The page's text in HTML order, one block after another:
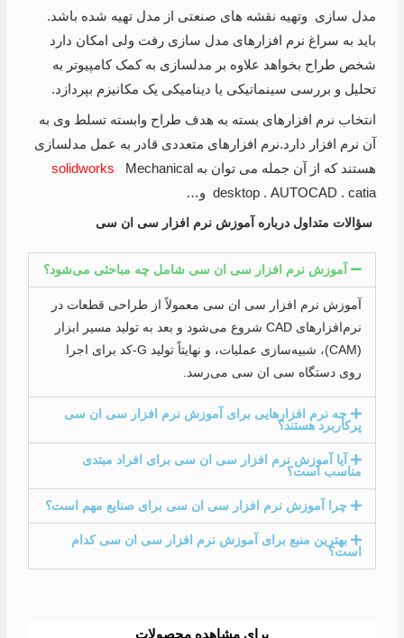
مدل سازی وتهیه نقشه های صنعتی از مدل تهیه شده باشد.
باید به سراغ نرم افزارهای مدل سازی رفت ولی امکان دارد
شخص طراح بخواهد علاوه بر مدلسازی به کمک کامپیوتر به
تحلیل و بررسی سینماتیکی یا دینامیکی یک مکانیزم بپردازد.
انتخاب نرم افزارهای بسته به هدف طراح وابسته تسلط وی به
آن نرم افزار دارد.نرم افزارهای متعددی قادر به عمل مدلسازی
هستند که از آن جمله می توان به
solidworks Mechanical
desktop . AUTOCAD . catia و…
سؤالات متداول درباره آموزش نرم افزار سی ان سی
آموزش نرم افزار سی ان سی شامل چه مباحثی می‌شود؟
آموزش نرم افزار سی ان سی معمولاً از طراحی قطعات در
نرم‌افزارهای CAD شروع می‌شود و بعد به تولید مسیر ابزار
(CAM)، شبیه‌سازی عملیات، و نهایتاً تولید G-کد برای اجرا
روی دستگاه سی ان سی می‌رسد.
چه نرم افزارهایی برای آموزش نرم افزار سی ان سی
پرکاربرد هستند؟
آیا آموزش نرم افزار سی ان سی برای افراد مبتدی
مناسب است؟
چرا آموزش نرم افزار سی ان سی برای صنایع مهم است؟
بهترین منبع برای آموزش نرم افزار سی ان سی کدام
است؟
برای مشاهده محصولات